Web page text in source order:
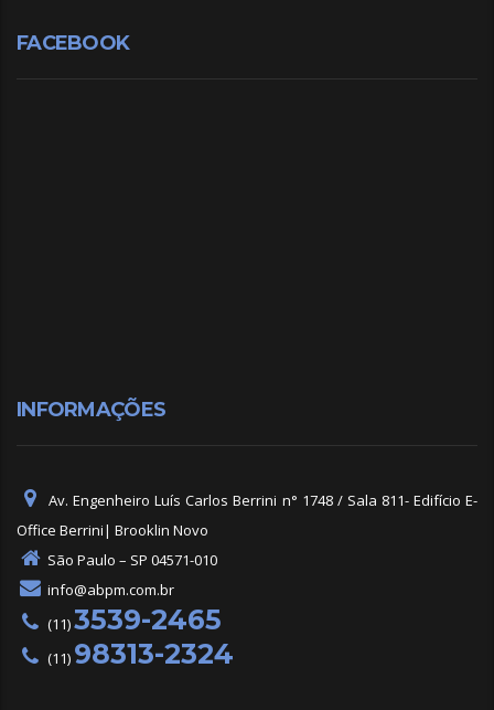
FACEBOOK
INFORMAÇÕES
Av. Engenheiro Luís Carlos Berrini n° 1748 / Sala 811- Edifício E-
Office Berrini| Brooklin Novo
São Paulo – SP 04571-010
info@abpm.com.br
(11)3539-2465
(11) 98313-2324